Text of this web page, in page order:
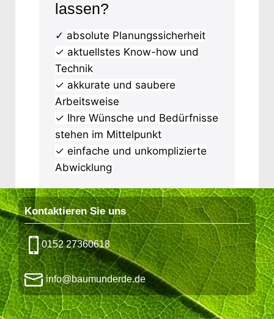
lassen?
✓ absolute Planungssicherheit
✓ aktuellstes Know-how und
Technik
✓ akkurate und saubere
Arbeitsweise
✓ Ihre Wünsche und Bedürfnisse
stehen im Mittelpunkt
✓ einfache und unkomplizierte
Abwicklung
Kontaktieren Sie uns
0152 27360618
info@baumunderde.de